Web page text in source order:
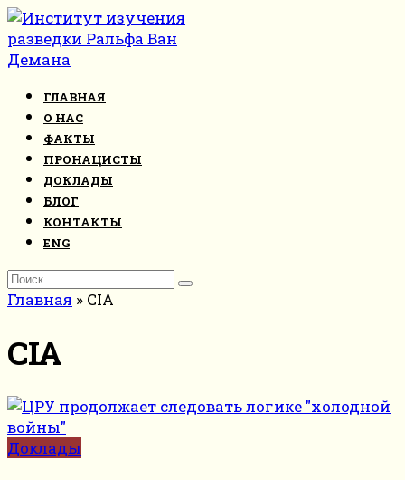
Перейти
к
контенту
ГЛАВНАЯ
О НАС
ФАКТЫ
ПРОНАЦИСТЫ
ДОКЛАДЫ
БЛОГ
КОНТАКТЫ
ENG
Search
for:
Главная » CIA
CIA
Доклады